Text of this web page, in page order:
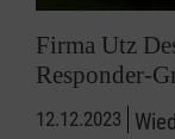
Firma Utz
Responder-
12.12.2023